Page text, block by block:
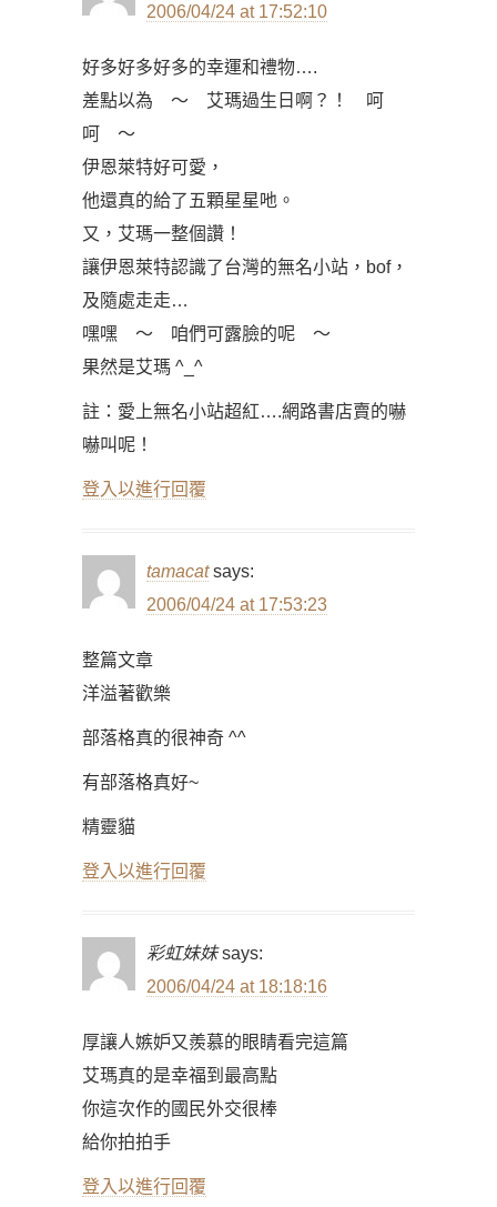
2006/04/24 at 17:52:10
好多好多好多的幸運和禮物….
差點以為 ～ 艾瑪過生日啊？！ 呵
呵 ～
伊恩萊特好可愛，
他還真的給了五顆星星吔。
又，艾瑪一整個讚！
讓伊恩萊特認識了台灣的無名小站，bof，
及隨處走走…
嘿嘿 ～ 咱們可露臉的呢 ～
果然是艾瑪 ^_^
註：愛上無名小站超紅….網路書店賣的嚇
嚇叫呢！
登入以進行回覆
tamacat says:
2006/04/24 at 17:53:23
整篇文章
洋溢著歡樂
部落格真的很神奇 ^^
有部落格真好~
精靈貓
登入以進行回覆
彩虹妹妹 says:
2006/04/24 at 18:18:16
厚讓人嫉妒又羨慕的眼睛看完這篇
艾瑪真的是幸福到最高點
你這次作的國民外交很棒
給你拍拍手
登入以進行回覆